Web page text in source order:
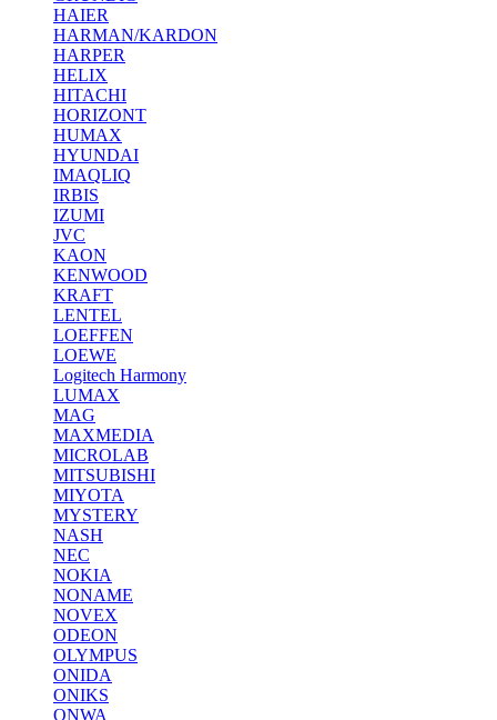
HAIER
HARMAN/KARDON
HARPER
HELIX
HITACHI
HORIZONT
HUMAX
HYUNDAI
IMAQLIQ
IRBIS
IZUMI
JVC
KAON
KENWOOD
KRAFT
LENTEL
LOEFFEN
LOEWE
Logitech Harmony
LUMAX
MAG
MAXMEDIA
MICROLAB
MITSUBISHI
MIYOTA
MYSTERY
NASH
NEC
NOKIA
NONAME
NOVEX
ODEON
OLYMPUS
ONIDA
ONIKS
ONWA